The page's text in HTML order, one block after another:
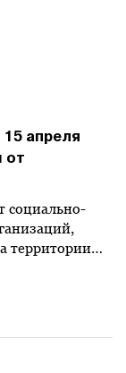
апреля
от
социально-
территории…